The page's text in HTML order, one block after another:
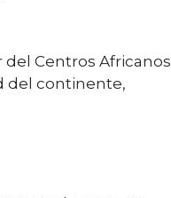
Centros Africanos
del continente,